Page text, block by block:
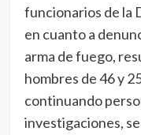
funcionarios de la
en cuanto a
arma de fuego,
hombres de 46 y
continuando
investigaciones,